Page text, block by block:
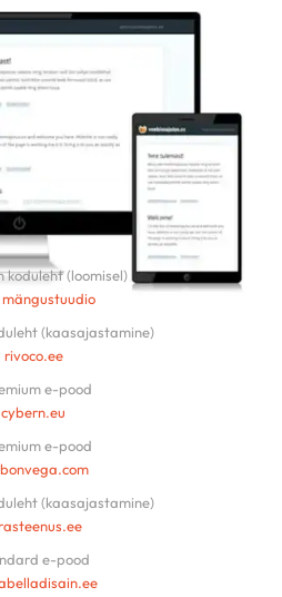
koduleht (loomisel)
(kaasajastamine)
rivoco.ee
e-pood
cybern.eu
e-pood
(kaasajastamine)
e-pood